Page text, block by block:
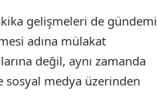
gelişmeleri de gündemi
adına mülakat
değil, aynı zamanda
sosyal medya üzerinden